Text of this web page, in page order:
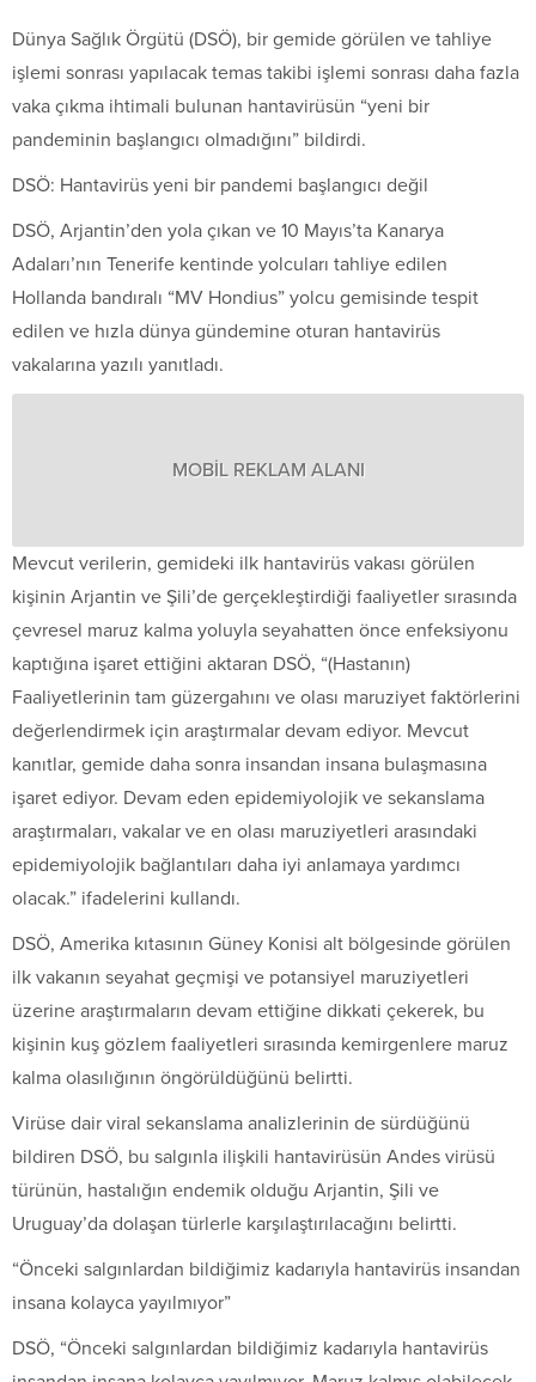
Dünya Sağlık Örgütü (DSÖ), bir gemide görülen ve tahliye
işlemi sonrası yapılacak temas takibi işlemi sonrası daha fazla
vaka çıkma ihtimali bulunan hantavirüsün “yeni bir
pandeminin başlangıcı olmadığını” bildirdi.
DSÖ: Hantavirüs yeni bir pandemi başlangıcı değil
DSÖ, Arjantin’den yola çıkan ve 10 Mayıs’ta Kanarya
Adaları’nın Tenerife kentinde yolcuları tahliye edilen
Hollanda bandıralı “MV Hondius” yolcu gemisinde tespit
edilen ve hızla dünya gündemine oturan hantavirüs
vakalarına yazılı yanıtladı.
MOBİL REKLAM ALANI
Mevcut verilerin, gemideki ilk hantavirüs vakası görülen
kişinin Arjantin ve Şili’de gerçekleştirdiği faaliyetler sırasında
çevresel maruz kalma yoluyla seyahatten önce enfeksiyonu
kaptığına işaret ettiğini aktaran DSÖ, “(Hastanın)
Faaliyetlerinin tam güzergahını ve olası maruziyet faktörlerini
değerlendirmek için araştırmalar devam ediyor. Mevcut
kanıtlar, gemide daha sonra insandan insana bulaşmasına
işaret ediyor. Devam eden epidemiyolojik ve sekanslama
araştırmaları, vakalar ve en olası maruziyetleri arasındaki
epidemiyolojik bağlantıları daha iyi anlamaya yardımcı
olacak.” ifadelerini kullandı.
DSÖ, Amerika kıtasının Güney Konisi alt bölgesinde görülen
ilk vakanın seyahat geçmişi ve potansiyel maruziyetleri
üzerine araştırmaların devam ettiğine dikkati çekerek, bu
kişinin kuş gözlem faaliyetleri sırasında kemirgenlere maruz
kalma olasılığının öngörüldüğünü belirtti.
Virüse dair viral sekanslama analizlerinin de sürdüğünü
bildiren DSÖ, bu salgınla ilişkili hantavirüsün Andes virüsü
türünün, hastalığın endemik olduğu Arjantin, Şili ve
Uruguay’da dolaşan türlerle karşılaştırılacağını belirtti.
“Önceki salgınlardan bildiğimiz kadarıyla hantavirüs insandan
insana kolayca yayılmıyor”
DSÖ, “Önceki salgınlardan bildiğimiz kadarıyla hantavirüs